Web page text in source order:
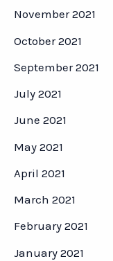
November 2021
October 2021
September 2021
July 2021
June 2021
May 2021
April 2021
March 2021
February 2021
January 2021